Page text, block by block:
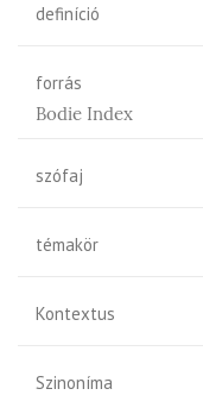
definíció
forrás
Bodie Index
szófaj
témakör
Kontextus
Szinoníma